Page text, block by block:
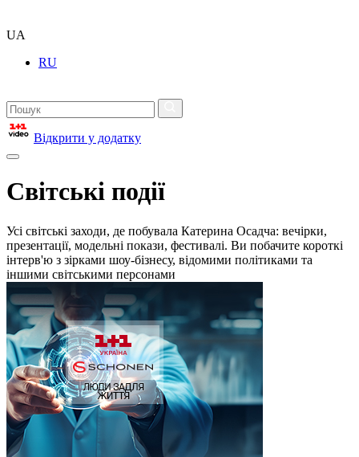
UA
RU
Відкрити у додатку
Світські події
Усі світські заходи, де побувала Катерина Осадча: вечірки,
презентації, модельні покази, фестивалі. Ви побачите короткі
інтерв'ю з зірками шоу-бізнесу, відомими політиками та
іншими світськими персонами